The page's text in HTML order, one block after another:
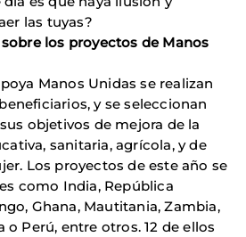
las tuyas?
los proyectos de Manos
Manos Unidas se realizan
y se seleccionan
objetivos de mejora de la
sanitaria, agrícola, y de
Los proyectos de este año se
como India, República
Ghana, Mautitania, Zambia,
o Perú, entre otros. 12 de ellos